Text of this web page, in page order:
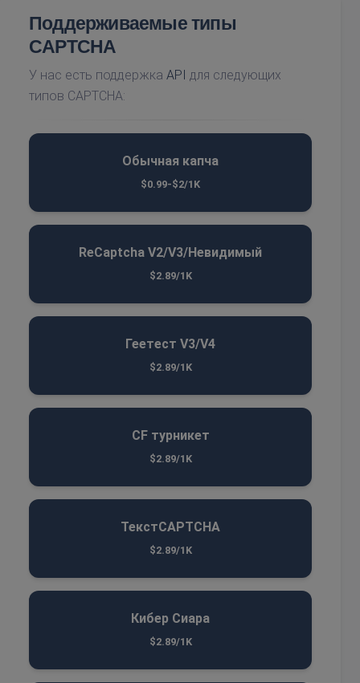
Поддерживаемые типы
CAPTCHA
У нас есть поддержка API для следующих
типов CAPTCHA:
Обычная капча
$0.99-$2/1K
ReCaptcha V2/V3/Невидимый
$2.89/1K
Геетест V3/V4
$2.89/1K
CF турникет
$2.89/1K
ТекстCAPTCHA
$2.89/1K
Кибер Сиара
$2.89/1K